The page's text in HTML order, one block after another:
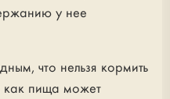
у нее
что нельзя кормить
как пища может